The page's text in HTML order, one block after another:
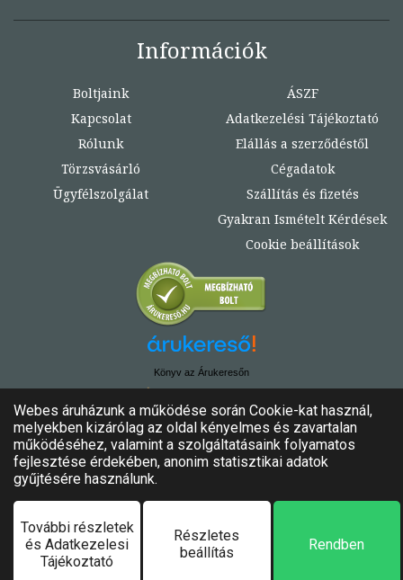
Információk
Boltjaink
Kapcsolat
Rólunk
Törzsvásárló
Ügyfélszolgálat
ÁSZF
Adatkezelési Tájékoztató
Elállás a szerződéstől
Cégadatok
Szállítás és fizetés
Gyakran Ismételt Kérdések
Cookie beállítások
Könyv az Árukeresőn
Minden jog fenntartva!
Felhasználási feltételek